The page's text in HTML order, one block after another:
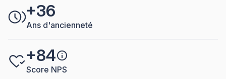
+36
Ans d'ancienneté
+84
Score NPS